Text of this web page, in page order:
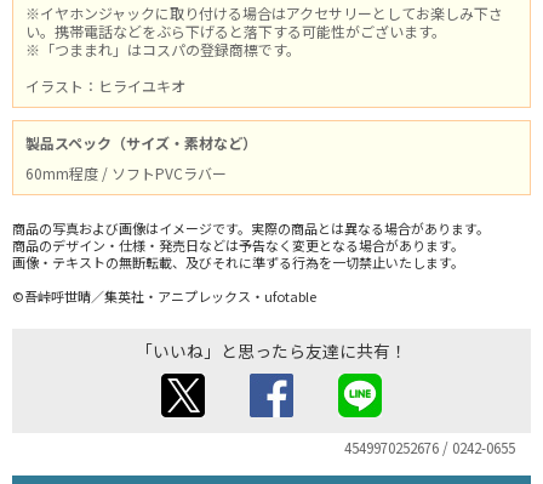
※イヤホンジャックに取り付ける場合はアクセサリーとしてお楽しみ下さ
い。携帯電話などをぶら下げると落下する可能性がございます。
※「つままれ」はコスパの登録商標です。
イラスト：ヒライユキオ
製品スペック（サイズ・素材など）
60mm程度 / ソフトPVCラバー
商品の写真および画像はイメージです。実際の商品とは異なる場合があります。
商品のデザイン・仕様・発売日などは予告なく変更となる場合があります。
画像・テキストの無断転載、及びそれに準ずる行為を一切禁止いたします。
©吾峠呼世晴／集英社・アニプレックス・ufotable
「いいね」と思ったら友達に共有！
4549970252676 / 0242-0655